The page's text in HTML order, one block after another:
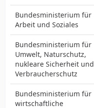
Bundesministerium für
Arbeit und Soziales
Bundesministerium für
Umwelt, Naturschutz,
nukleare Sicherheit und
Verbraucherschutz
Bundesministerium für
wirtschaftliche